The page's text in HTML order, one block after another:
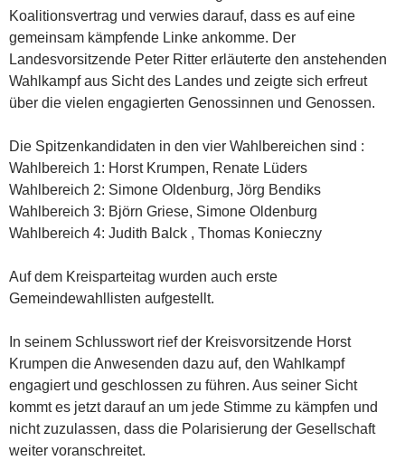
Koalitionsvertrag und verwies darauf, dass es auf eine
gemeinsam kämpfende Linke ankomme. Der
Landesvorsitzende Peter Ritter erläuterte den anstehenden
Wahlkampf aus Sicht des Landes und zeigte sich erfreut
über die vielen engagierten Genossinnen und Genossen.
Die Spitzenkandidaten in den vier Wahlbereichen sind :
Wahlbereich 1: Horst Krumpen, Renate Lüders
Wahlbereich 2: Simone Oldenburg, Jörg Bendiks
Wahlbereich 3: Björn Griese, Simone Oldenburg
Wahlbereich 4: Judith Balck , Thomas Konieczny
Auf dem Kreisparteitag wurden auch erste
Gemeindewahllisten aufgestellt.
In seinem Schlusswort rief der Kreisvorsitzende Horst
Krumpen die Anwesenden dazu auf, den Wahlkampf
engagiert und geschlossen zu führen. Aus seiner Sicht
kommt es jetzt darauf an um jede Stimme zu kämpfen und
nicht zuzulassen, dass die Polarisierung der Gesellschaft
weiter voranschreitet.